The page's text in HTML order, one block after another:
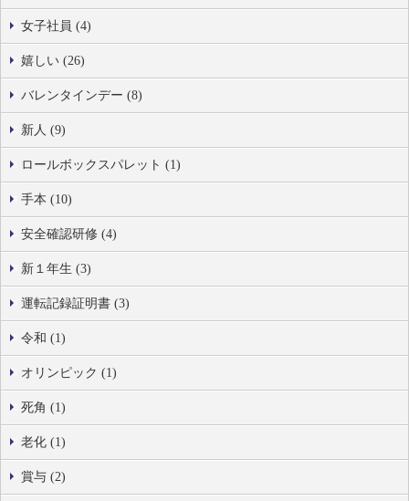
女子社員 (4)
嬉しい (26)
バレンタインデー (8)
新人 (9)
ロールボックスパレット (1)
手本 (10)
安全確認研修 (4)
新１年生 (3)
運転記録証明書 (3)
令和 (1)
オリンピック (1)
死角 (1)
老化 (1)
賞与 (2)